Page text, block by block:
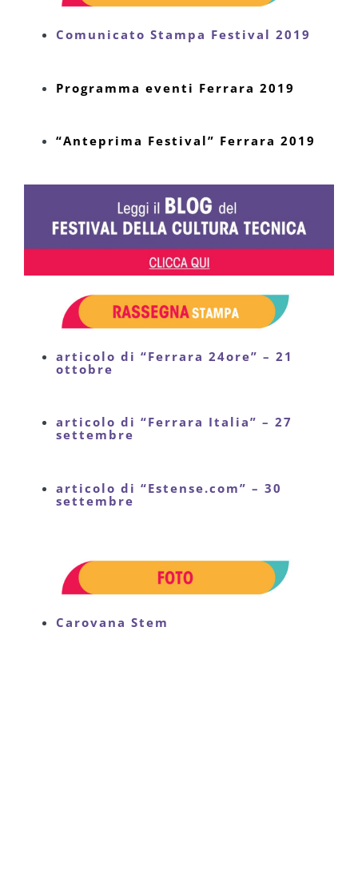
Comunicato Stampa Festival 2019
Programma eventi Ferrara 2019
“Anteprima Festival” Ferrara 2019
articolo di “Ferrara 24ore” – 21
ottobre
articolo di “Ferrara Italia” – 27
settembre
articolo di “Estense.com” – 30
settembre
Carovana Stem